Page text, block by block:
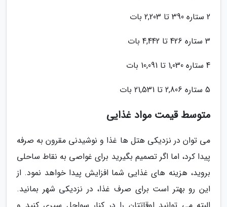
2 ستاره 390 تا 2,203 بات
3 ستاره 426 تا 4,442 بات
4 ستاره 1,030 تا 10,091 بات
5 ستاره 2,806 تا 21,531 بات
متوسط قیمت مواد غذایی
می توان در نزدیکی هتل ها غذا و نوشیدنی مقرون به صرفه
پیدا کرد، اما اگر تصمیم بگیرید برای غواصی به نقاط ساحلی
بروید، هزینه های غذایی شما افزایش پیدا خواهد نمود. از
این رو بهتر است برای صرف غذا، در نزدیکی شهر بمانید.